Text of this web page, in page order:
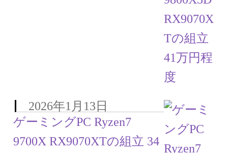
ゲーミングPC Ryzen7
9700X RX9070XTの組立 34
2026年1月13日